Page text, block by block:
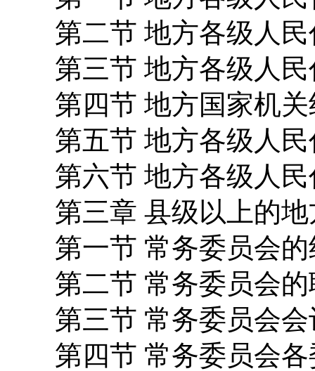
第二节 地方各级人民
第三节 地方各级人民
第四节 地方国家机关
第五节 地方各级人民
第六节 地方各级人民
第三章 县级以上的地
第一节 常务委员会的
第二节 常务委员会的
第三节 常务委员会会
第四节 常务委员会各